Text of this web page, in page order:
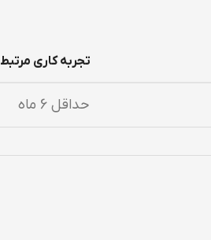
تجربه کاری مرتبط
حداقل 6 ماه